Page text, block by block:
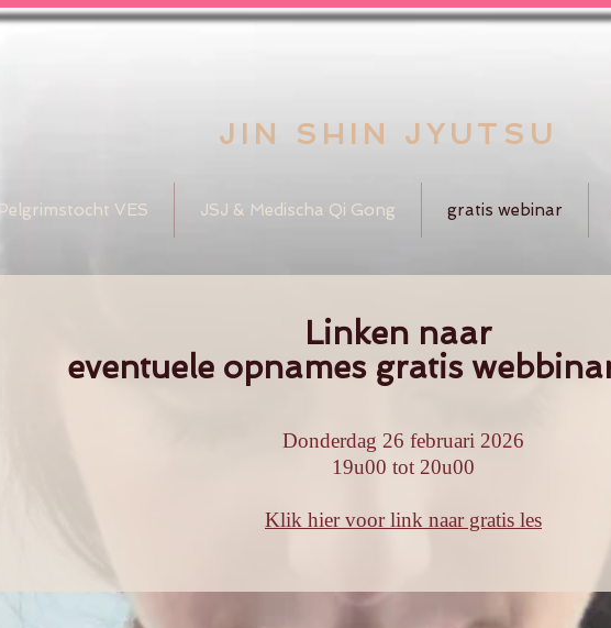
JIN SHIN JYUTSU
Pelgrimstocht VES JSJ & Medischa Qi Gong gratis webinar
Linken naar
eventuele opnames gratis
Donderdag 26 februari 2026
19u00 tot 20u00
Klik hier voor link naar gratis les